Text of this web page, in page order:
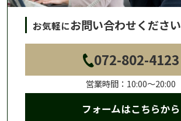
お気軽にお問い合わせください
072-802-4123
営業時間：10:00～20:00
フォームはこちらから